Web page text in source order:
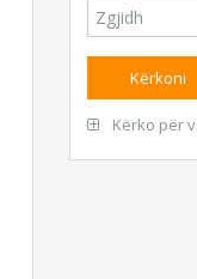
Kërko për